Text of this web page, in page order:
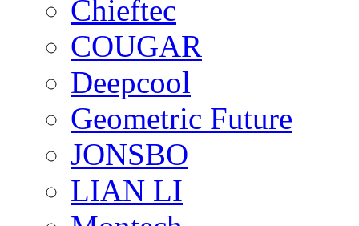
Chieftec
COUGAR
Deepcool
Geometric Future
JONSBO
LIAN LI